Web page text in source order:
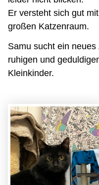
Er versteht sich gut
großen Katzenraum.
Samu sucht ein
ruhigen und
Kleinkinder.